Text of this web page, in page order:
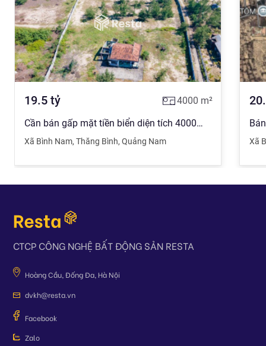
19.5 tỷ 4000 m²
Cần bán gấp mặt tiền biển diện tích 4000m2 có 300m2 đất thổ cư tại biển Bình Nam, Nam Hội An
Xã Bình Nam, Thăng Bình, Quảng Nam Xã
CTCP CÔNG NGHỆ BẤT ĐỘNG SẢN RESTA
Hoàng Cầu, Đống Đa, Hà Nội
dvkh@resta.vn
Facebook
Zalo